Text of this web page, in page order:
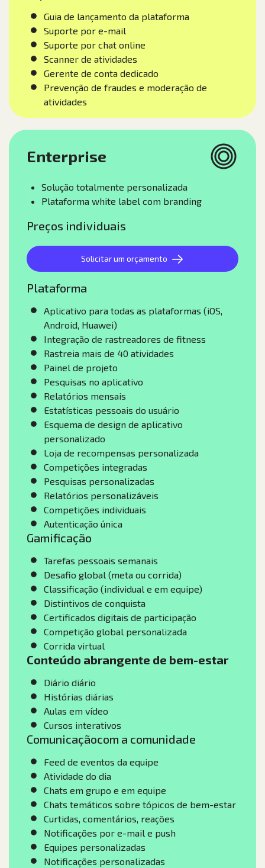
Guia de lançamento da plataforma
Suporte por e-mail
Suporte por chat online
Scanner de atividades
Gerente de conta dedicado
Prevenção de fraudes e moderação de
atividades
Enterprise
Solução totalmente personalizada
Plataforma white label com branding
Preços individuais
Solicitar um orçamento
Plataforma
Aplicativo para todas as plataformas (iOS,
Android, Huawei)
Integração de rastreadores de fitness
Rastreia mais de 40 atividades
Painel de projeto
Pesquisas no aplicativo
Relatórios mensais
Estatísticas pessoais do usuário
Esquema de design de aplicativo
personalizado
Loja de recompensas personalizada
Competições integradas
Pesquisas personalizadas
Relatórios personalizáveis
Competições individuais
Autenticação única
Gamificação
Tarefas pessoais semanais
Desafio global (meta ou corrida)
Classificação (individual e em equipe)
Distintivos de conquista
Certificados digitais de participação
Competição global personalizada
Corrida virtual
Conteúdo abrangente de bem-estar
Diário diário
Histórias diárias
Aulas em vídeo
Cursos interativos
Comunicaçãocom a comunidade
Feed de eventos da equipe
Atividade do dia
Chats em grupo e em equipe
Chats temáticos sobre tópicos de bem-estar
Curtidas, comentários, reações
Notificações por e-mail e push
Equipes personalizadas
Notificações personalizadas